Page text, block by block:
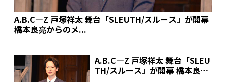
A.B.C―Z 戸塚祥太 舞台「SLEUTH/スルース」が開幕
橋本良亮からのメ...
A.B.C―Z 戸塚祥太 舞台「SLEU
TH/スルース」が開幕 橋本良亮